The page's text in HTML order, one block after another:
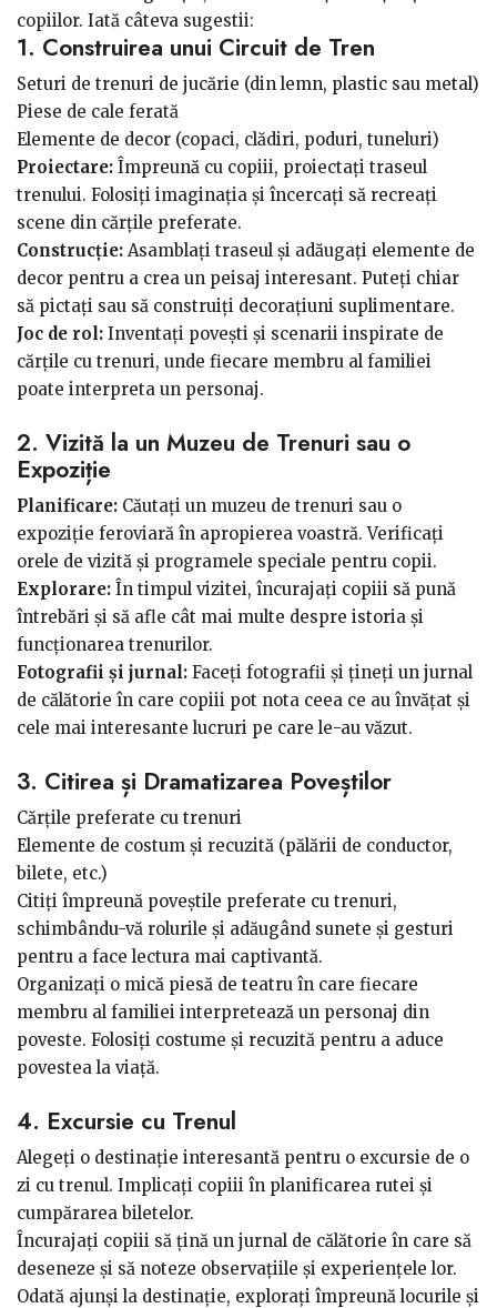
copiilor. Iată câteva sugestii:
1. Construirea unui Circuit de Tren
Seturi de trenuri de jucărie (din lemn, plastic sau metal)
Piese de cale ferată
Elemente de decor (copaci, clădiri, poduri, tuneluri)
Proiectare: Împreună cu copiii, proiectați traseul
trenului. Folosiți imaginația și încercați să recreați
scene din cărțile preferate.
Construcție: Asamblați traseul și adăugați elemente de
decor pentru a crea un peisaj interesant. Puteți chiar
să pictați sau să construiți decorațiuni suplimentare.
Joc de rol: Inventați povești și scenarii inspirate de
cărțile cu trenuri, unde fiecare membru al familiei
poate interpreta un personaj.
2. Vizită la un Muzeu de Trenuri sau o
Expoziție
Planificare: Căutați un muzeu de trenuri sau o
expoziție feroviară în apropierea voastră. Verificați
orele de vizită și programele speciale pentru copii.
Explorare: În timpul vizitei, încurajați copiii să pună
întrebări și să afle cât mai multe despre istoria și
funcționarea trenurilor.
Fotografii și jurnal: Faceți fotografii și țineți un jurnal
de călătorie în care copiii pot nota ceea ce au învățat și
cele mai interesante lucruri pe care le-au văzut.
3. Citirea și Dramatizarea Poveștilor
Cărțile preferate cu trenuri
Elemente de costum și recuzită (pălării de conductor,
bilete, etc.)
Citiți împreună poveștile preferate cu trenuri,
schimbându-vă rolurile și adăugând sunete și gesturi
pentru a face lectura mai captivantă.
Organizați o mică piesă de teatru în care fiecare
membru al familiei interpretează un personaj din
poveste. Folosiți costume și recuzită pentru a aduce
povestea la viață.
4. Excursie cu Trenul
Alegeți o destinație interesantă pentru o excursie de o
zi cu trenul. Implicați copiii în planificarea rutei și
cumpărarea biletelor.
Încurajați copiii să țină un jurnal de călătorie în care să
deseneze și să noteze observațiile și experiențele lor.
Odată ajunși la destinație, explorați împreună locurile și